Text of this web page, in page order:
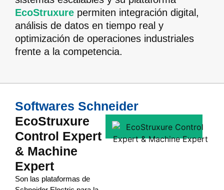
EcoStruxure permiten integración digital,
análisis de datos en tiempo real y
optimización de operaciones industriales
frente a la competencia.
Softwares Schneider
EcoStruxure
Control Expert
& Machine
Expert
Son las plataformas de